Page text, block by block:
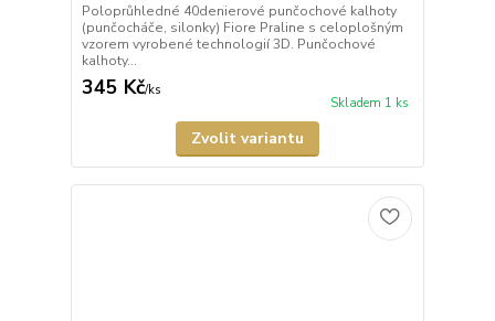
Poloprůhledné 40denierové punčochové kalhoty
(punčocháče, silonky) Fiore Praline s celoplošným
vzorem vyrobené technologií 3D. Punčochové
kalhoty...
345 Kč/ks
Skladem 1 ks
Zvolit variantu